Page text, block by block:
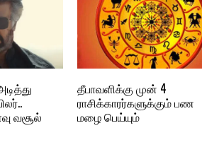
வசூல்
தீபாவளிக்கு முன் 4
ராசிக்காரர்களுக்கும் பண
மழை பெய்யும்